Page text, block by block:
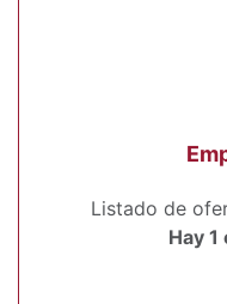
Listado de
Hay